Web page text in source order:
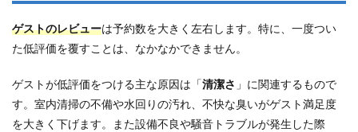
ゲストのレビューは予約数を大きく左右します。特に、一度つい
た低評価を覆すことは、なかなかできません。
ゲストが低評価をつける主な原因は「 清潔さ 」に関連するもので
す。室内清掃の不備や水回りの汚れ、不快な臭いがゲスト満足度
を大きく下げます。また設備不良や騒音トラブルが発生した際